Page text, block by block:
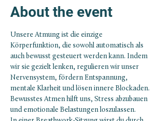
About the event
Unsere Atmung ist die einzige
Körperfunktion, die sowohl automatisch als
auch bewusst gesteuert werden kann. Indem
wir sie gezielt lenken, regulieren wir unser
Nervensystem, fördern Entspannung,
mentale Klarheit und lösen innere Blockaden.
Bewusstes Atmen hilft uns, Stress abzubauen
und emotionale Belastungen loszulassen.